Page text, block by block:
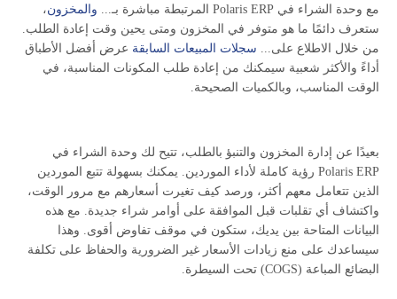
مع وحدة الشراء في Polaris ERP المرتبطة مباشرة بـ... والمخزون،
ستعرف دائمًا ما هو متوفر في المخزون ومتى يحين وقت إعادة الطلب.
من خلال الاطلاع على... سجلات المبيعات السابقة عرض أفضل الأطباق
أداءً والأكثر شعبية سيمكنك من إعادة طلب المكونات المناسبة، في
الوقت المناسب، وبالكميات الصحيحة.
بعيدًا عن إدارة المخزون والتنبؤ بالطلب، تتيح لك وحدة الشراء في
Polaris ERP رؤية كاملة لأداء الموردين. يمكنك بسهولة تتبع الموردين
الذين تتعامل معهم أكثر، ورصد كيف تغيرت أسعارهم مع مرور الوقت،
واكتشاف أي تقلبات قبل الموافقة على أوامر شراء جديدة. مع هذه
البيانات المتاحة بين يديك، ستكون في موقف تفاوض أقوى. وهذا
سيساعدك على منع زيادات الأسعار غير الضرورية والحفاظ على تكلفة
البضائع المباعة (COGS) تحت السيطرة.